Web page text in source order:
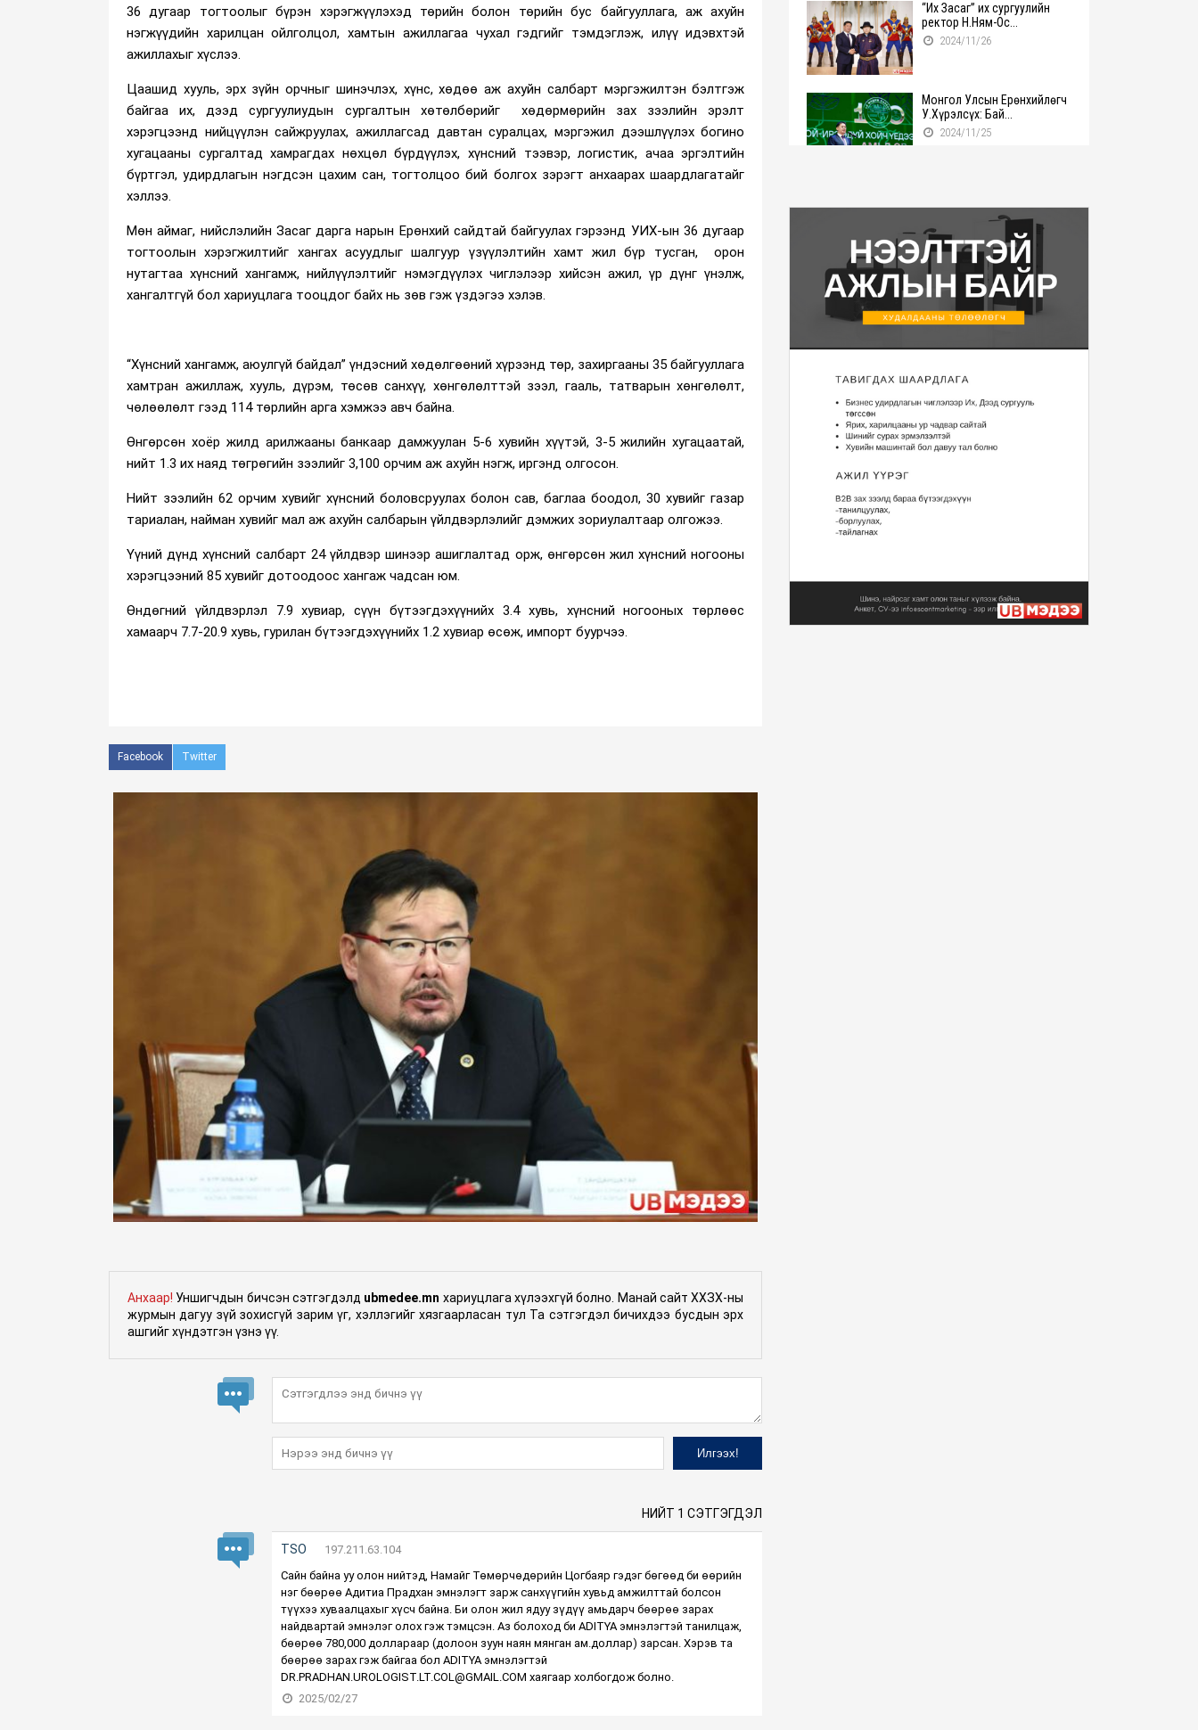
36 дугаар тогтоолыг бүрэн хэрэгжүүлэхэд төрийн болон төрийн бус байгууллага, аж ахуйн
нэгжүүдийн харилцан ойлголцол, хамтын ажиллагаа чухал гэдгийг тэмдэглэж, илүү идэвхтэй
ажиллахыг хүслээ.
Цаашид хууль, эрх зүйн орчныг шинэчлэх, хүнс, хөдөө аж ахуйн салбарт мэргэжилтэн бэлтгэж
байгаа их, дээд сургуулиудын сургалтын хөтөлбөрийг хөдөрмөрийн зах зээлийн эрэлт
хэрэгцээнд нийцүүлэн сайжруулах, ажиллагсад давтан суралцах, мэргэжил дээшлүүлэх богино
хугацааны сургалтад хамрагдах нөхцөл бүрдүүлэх, хүнсний тээвэр, логистик, ачаа эргэлтийн
бүртгэл, удирдлагын нэгдсэн цахим сан, тогтолцоо бий болгох зэрэгт анхаарах шаардлагатайг
хэллээ.
Мөн аймаг, нийслэлийн Засаг дарга нарын Ерөнхий сайдтай байгуулах гэрээнд УИХ-ын 36 дугаар
тогтоолын хэрэгжилтийг хангах асуудлыг шалгуур үзүүлэлтийн хамт жил бүр тусган, орон
нутагтаа хүнсний хангамж, нийлүүлэлтийг нэмэгдүүлэх чиглэлээр хийсэн ажил, үр дүнг үнэлж,
хангалтгүй бол хариуцлага тооцдог байх нь зөв гэж үздэгээ хэлэв.
“Хүнсний хангамж, аюулгүй байдал” үндэсний хөдөлгөөний хүрээнд төр, захиргааны 35 байгууллага
хамтран ажиллаж, хууль, дүрэм, төсөв санхүү, хөнгөлөлттэй зээл, гааль, татварын хөнгөлөлт,
чөлөөлөлт гээд 114 төрлийн арга хэмжээ авч байна.
Өнгөрсөн хоёр жилд арилжааны банкаар дамжуулан 5-6 хувийн хүүтэй, 3-5 жилийн хугацаатай,
нийт 1.3 их наяд төгрөгийн зээлийг 3,100 орчим аж ахуйн нэгж, иргэнд олгосон.
Нийт зээлийн 62 орчим хувийг хүнсний боловсруулах болон сав, баглаа боодол, 30 хувийг газар
тариалан, найман хувийг мал аж ахуйн салбарын үйлдвэрлэлийг дэмжих зориулалтаар олгожээ.
Үүний дүнд хүнсний салбарт 24 үйлдвэр шинээр ашиглалтад орж, өнгөрсөн жил хүнсний ногооны
хэрэгцээний 85 хувийг дотоодоос хангаж чадсан юм.
Өндөгний үйлдвэрлэл 7.9 хувиар, сүүн бүтээгдэхүүнийх 3.4 хувь, хүнсний ногооных төрлөөс
хамаарч 7.7-20.9 хувь, гурилан бүтээгдэхүүнийх 1.2 хувиар өсөж, импорт буурчээ.
Facebook Twitter
Анхаар! Уншигчдын бичсэн сэтгэгдэлд ubmedee.mn хариуцлага хүлээхгүй болно. Манай сайт ХХЗХ-ны
журмын дагуу зүй зохисгүй зарим үг, хэллэгийг хязгаарласан тул Та сэтгэгдэл бичихдээ бусдын эрх
ашгийг хүндэтгэн үзнэ үү.
НИЙТ 1 СЭТГЭГДЭЛ
TSO
197.211.63.104
Сайн байна уу олон нийтэд, Намайг Төмөрчөдөрийн Цогбаяр гэдэг бөгөөд би өөрийн
нэг бөөрөө Адитиа Прадхан эмнэлэгт зарж санхүүгийн хувьд амжилттай болсон
түүхээ хуваалцахыг хүсч байна. Би олон жил ядуу зүдүү амьдарч бөөрөө зарах
найдвартай эмнэлэг олох гэж тэмцсэн. Аз болоход би ADITYA эмнэлэгтэй танилцаж,
бөөрөө 780,000 доллараар (долоон зуун наян мянган ам.доллар) зарсан. Хэрэв та
бөөрөө зарах гэж байгаа бол ADITYA эмнэлэгтэй
DR.PRADHAN.UROLOGIST.LT.COL@GMAIL.COM хаягаар холбогдож болно.
2025/02/27
“Их Засаг” их сургуулийн
ректор Н.Ням-Ос...
2024/11/26
Монгол Улсын Ерөнхийлөгч
У.Хүрэлсүх: Бай...
2024/11/25
тунхагласны баярыг ...
2024/11/25
Монгол Улсын Ерөнхийлөгч
У.Хүрэлсүх БНӨС...
2024/11/22
Монгол Улсын Ерөнхийлөгч
2025 оны Төсвий...
2024/11/20
2024/11/13